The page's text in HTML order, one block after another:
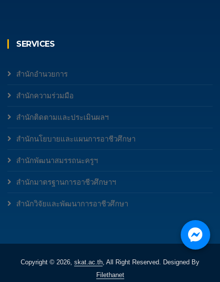
SERVICES
สำนักอำนวยการ
สำนักความร่วมมือ
สำนักติดตามและประเมินผลฯ
สำนักนโยบายและแผนการอาชีวศึกษา
สำนักพัฒนาสมรรถนะครูฯ
สำนักมาตรฐานการอาชีวศึกษาฯ
สำนักวิจัยและพัฒนาการอาชีวศึกษา
Copyright © 2026, skat.ac.th , All Right Reserved. Designed By
Filethanet